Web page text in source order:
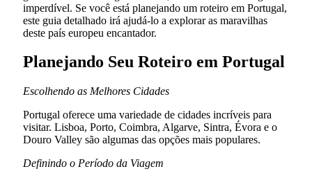
imperdível. Se você está planejando um roteiro em Portugal,
este guia detalhado irá ajudá-lo a explorar as maravilhas
deste país europeu encantador.
Planejando Seu Roteiro em Portugal
Escolhendo as Melhores Cidades
Portugal oferece uma variedade de cidades incríveis para
visitar. Lisboa, Porto, Coimbra, Algarve, Sintra, Évora e o
Douro Valley são algumas das opções mais populares.
Definindo o Período da Viagem